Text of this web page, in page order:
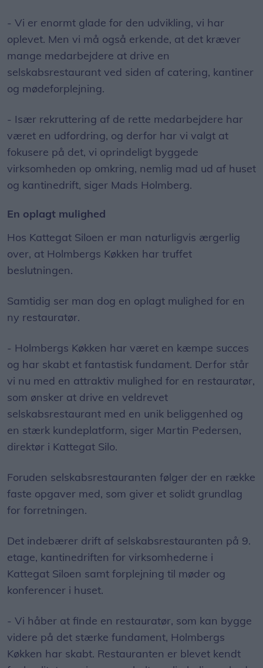
- Vi er enormt glade for den udvikling, vi har
oplevet. Men vi må også erkende, at det kræver
mange medarbejdere at drive en
selskabsrestaurant ved siden af catering, kantiner
og mødeforplejning.
- Især rekruttering af de rette medarbejdere har
været en udfordring, og derfor har vi valgt at
fokusere på det, vi oprindeligt byggede
virksomheden op omkring, nemlig mad ud af huset
og kantinedrift, siger Mads Holmberg.
En oplagt mulighed
Hos Kattegat Siloen er man naturligvis ærgerlig
over, at Holmbergs Køkken har truffet
beslutningen.
Samtidig ser man dog en oplagt mulighed for en
ny restauratør.
- Holmbergs Køkken har været en kæmpe succes
og har skabt et fantastisk fundament. Derfor står
vi nu med en attraktiv mulighed for en restauratør,
som ønsker at drive en veldrevet
selskabsrestaurant med en unik beliggenhed og
en stærk kundeplatform, siger Martin Pedersen,
direktør i Kattegat Silo.
Foruden selskabsrestauranten følger der en række
faste opgaver med, som giver et solidt grundlag
for forretningen.
Det indebærer drift af selskabsrestauranten på 9.
etage, kantinedriften for virksomhederne i
Kattegat Siloen samt forplejning til møder og
konferencer i huset.
- Vi håber at finde en restauratør, som kan bygge
videre på det stærke fundament, Holmbergs
Køkken har skabt. Restauranten er blevet kendt